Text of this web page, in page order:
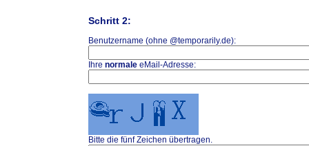
Schritt 2:
Benutzername (ohne @temporarily.de):
Ihre normale eMail-Adresse:
Bitte die fünf Zeichen übertragen.